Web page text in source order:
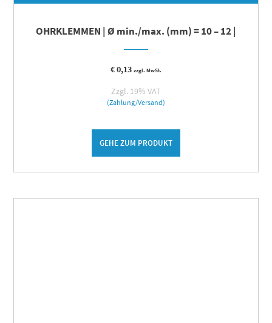
OHRKLEMMEN | Ø min./max. (mm) = 10 – 12 |
€0,13 zzgl. MwSt.
Zzgl. 19% VAT
(Zahlung/Versand)
GEHE ZUM PRODUKT